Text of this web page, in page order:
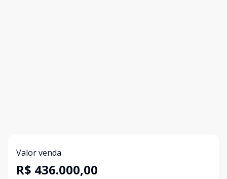
Valor venda
R$ 436.000,00